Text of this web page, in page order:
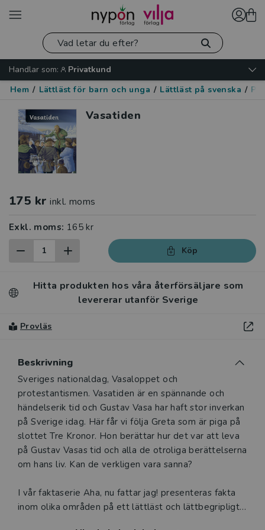
Handlar som:
Privatkund
Hem / Lättläst för barn och unga / Lättläst på svenska /
Vasatiden
175 kr inkl. moms
Exkl. moms: 165 kr
Köp
Hitta produkten hos våra återförsäljare som
levererar utanför Sverige
Provläs
Beskrivning
Beskrivning
Sveriges nationaldag, Vasaloppet och
protestantismen. Vasatiden är en spännande och
händelserik tid och Gustav Vasa har haft stor inverkan
på Sverige idag. Här får vi följa Greta som är piga på
slottet Tre Kronor. Hon berättar hur det var att leva
på Gustav Vasas tid och alla de otroliga berättelserna
om hans liv. Kan de verkligen vara sanna?
I vår faktaserie Aha, nu fattar jag! presenteras fakta
inom olika områden på ett lättläst och lättbegripligt